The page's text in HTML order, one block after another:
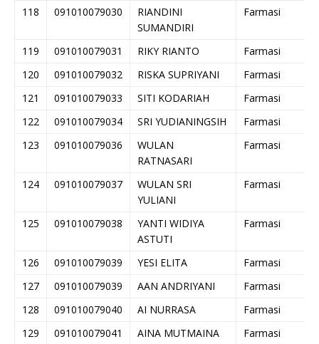
118 091010079030
RIANDINI
SUMANDIRI
Farmasi
119 091010079031 RIKY RIANTO
Farmasi
120
091010079032 RISKA SUPRIYANI
Farmasi
121
091010079033 SITI KODARIAH
Farmasi
122
091010079034 SRI YUDIANINGSIH
Farmasi
123
091010079036
WULAN
RATNASARI
Farmasi
124 091010079037
WULAN SRI
YULIANI
Farmasi
125 091010079038
YANTI WIDIYA
ASTUTI
Farmasi
126 091010079039 YESI ELITA
Farmasi
127
091010079039 AAN ANDRIYANI
Farmasi
128
091010079040 AI NURRASA
Farmasi
129
091010079041 AINA MUTMAINA Farmasi